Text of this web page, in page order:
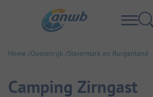
Home Oostenrijk Steiermark en Burgenland
Camping Zirngast